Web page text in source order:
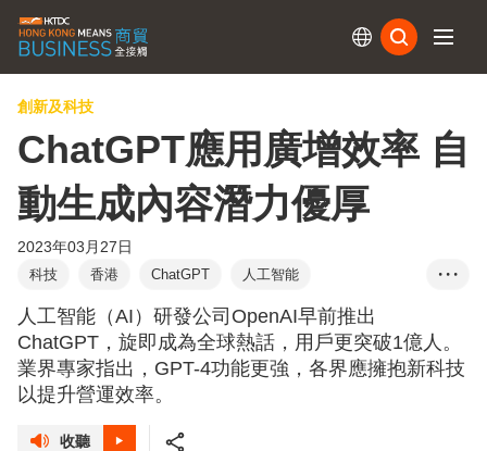
創新及科技
ChatGPT應用廣增效率 自
動生成內容潛力優厚
2023年03月27日
科技 香港 ChatGPT
人工智能
MarketingPulse
eTailingPulse GPT-4
梁志成
李勁華
蘇子賢 石嘉威
• • •
人工智能（AI）研發公司OpenAI早前推出
ChatGPT，旋即成為全球熱話，用戶更突破1億人。
業界專家指出，GPT-4功能更強，各界應擁抱新科技
以提升營運效率。
收聽